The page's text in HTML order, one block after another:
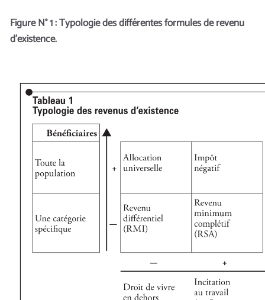
Figure N° 1 : Typologie des différentes formules de revenu
d’existence.